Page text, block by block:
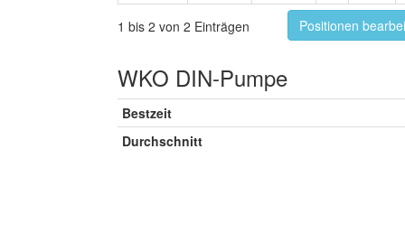
1 bis 2 von 2 Einträgen Positionen
WKO DIN-Pumpe
Bestzeit
Durchschnitt